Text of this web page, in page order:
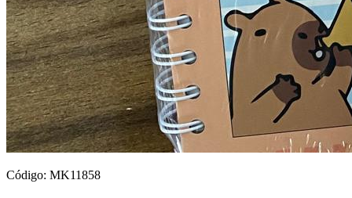
Código: MK11858